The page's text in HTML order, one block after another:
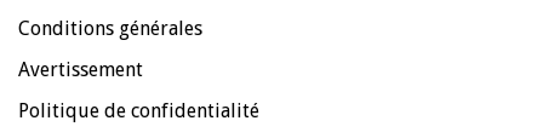
Conditions générales
Avertissement
Politique de confidentialité